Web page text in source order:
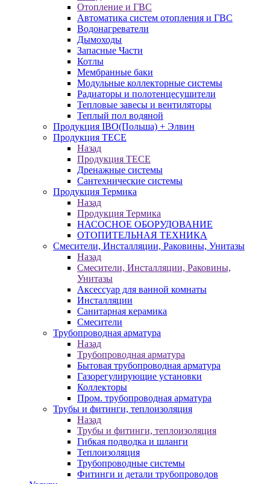
Отопление и ГВС
Автоматика систем отопления и ГВС
Водонагреватели
Дымоходы
Запасные Части
Котлы
Мембранные баки
Модульные коллекторные системы
Радиаторы и полотенцесушители
Тепловые завесы и вентиляторы
Теплый пол водяной
Продукция IBO(Польша) + Элвин
Продукция TECE
Назад
Продукция TECE
Дренажные системы
Сантехнические системы
Продукция Термика
Назад
Продукция Термика
НАСОСНОЕ ОБОРУДОВАНИЕ
ОТОПИТЕЛЬНАЯ ТЕХНИКА
Смесители, Инсталляции, Раковины, Унитазы
Назад
Смесители, Инсталляции, Раковины,
Унитазы
Аксессуар для ванной комнаты
Инсталляции
Санитарная керамика
Смесители
Трубопроводная арматура
Назад
Трубопроводная арматура
Бытовая трубопроводная арматура
Газорегулирующие установки
Коллекторы
Пром. трубопроводная арматура
Трубы и фитинги, теплоизоляция
Назад
Трубы и фитинги, теплоизоляция
Гибкая подводка и шланги
Теплоизоляция
Трубопроводные системы
Фитинги и детали трубопроводов